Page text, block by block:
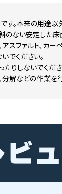
。本来の用途以
のない安定した床
スファルト、カー
でください。
りしないでくださ
分解などの作業を